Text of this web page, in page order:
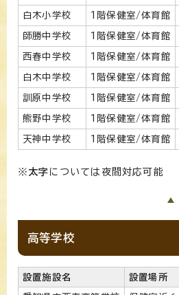
白木小学校 1階保健室/体育館
師勝中学校 1階保健室/体育館
西春中学校 1階保健室/体育館
白木中学校 1階保健室/体育館
訓原中学校 1階保健室/体育館
熊野中学校 1階保健室/体育館
天神中学校 1階保健室/体育館
※ 太字 については夜間対応可能
高等学校
設置施設名 設置場所